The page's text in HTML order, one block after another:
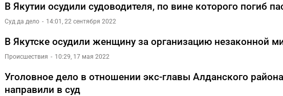
В Якутии осудили судоводителя, по вине которого погиб
Суд да дело 14:01, 22 сентября 2022
В Якутске осудили женщину за организацию незаконной
Происшествия 10:29, 17 мая 2022
Уголовное дело в отношении экс-главы Алданского
направили в суд